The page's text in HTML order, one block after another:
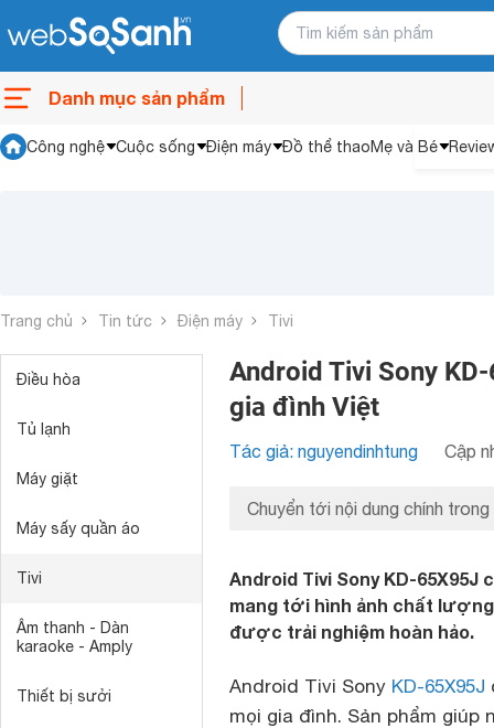
Danh mục sản phẩm
Công nghệ Cuộc sống Điện máy Đồ thể thaoMẹ và Bé
Trang chủ Tin tức Điện máy Tivi
Điều hòa
Tủ lạnh
Máy giặt
Máy sấy quần áo
Tivi
Âm thanh - Dàn
karaoke - Amply
Thiết bị sưởi
Android Tivi Sony
gia đình Việt
Tác giả: nguyendinhtung Cập
Chuyển tới nội dung chính trong
Android Tivi Sony KD-
mang tới hình ảnh chất
được trải nghiệm hoàn hảo.
Android Tivi Sony KD-65X95J
mọi gia đình. Sản phẩm